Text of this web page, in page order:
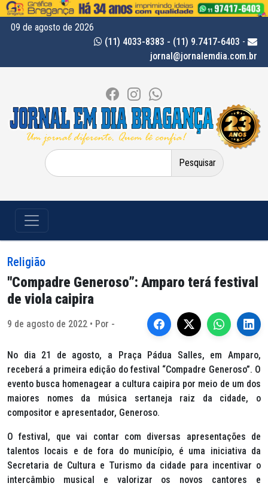
09 de agosto de 2026
(11) 4033-8383 - (11) 9.7417-6403 -
jornal@jornalemdia.com.br
Pesquisar
por:
Religião
"Compadre Generoso”: Amparo terá festival
de viola caipira
9 de agosto de 2022 • Por -
No dia 21 de agosto, a Praça Pádua Salles, em Amparo,
receberá a primeira edição do festival “Compadre Generoso”. O
evento busca homenagear a cultura caipira por meio de um dos
maiores nomes da música sertaneja raiz da cidade, o
compositor e apresentador, Generoso.
O festival, que vai contar com diversas apresentações de
talentos locais e de fora do município, é uma iniciativa da
Secretaria de Cultura e Turismo da cidade para incentivar o
intercâmbio musical e valorizar os novos cantores e